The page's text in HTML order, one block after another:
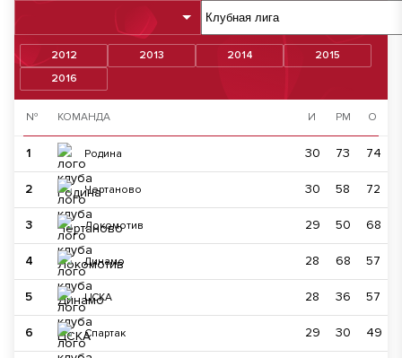
2012 2013 2014
2015
2016
№ КОМАНДА И РМ О
1 Родина 30 73 74
2 Чертаново 30 58 72
3 Локомотив 29 50 68
4 Динамо 28 68 57
5 ЦСКА 28 36 57
6 Спартак 29 30 49